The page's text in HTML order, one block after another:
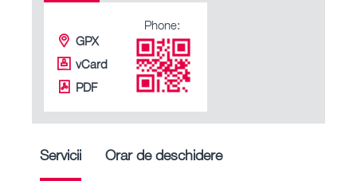
GPX
vCard
PDF
Phone:
Servicii Orar de deschidere